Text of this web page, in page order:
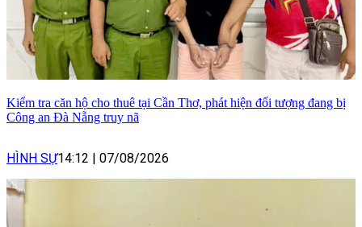
Kiểm tra căn hộ cho thuê tại Cần Thơ, phát hiện đối tượng đang bị
Công an Đà Nẵng truy nã
HÌNH SỰ14:12 | 07/08/2026